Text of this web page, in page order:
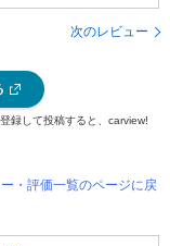
次のレビュー
録して投稿すると、carview!
・評価一覧のページに戻